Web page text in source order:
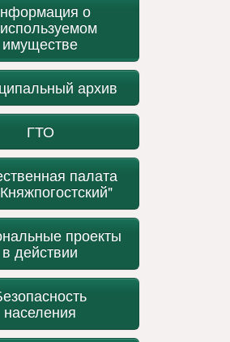
о
имуществе
архив
ГТО
палата
проекты
в действии
населения